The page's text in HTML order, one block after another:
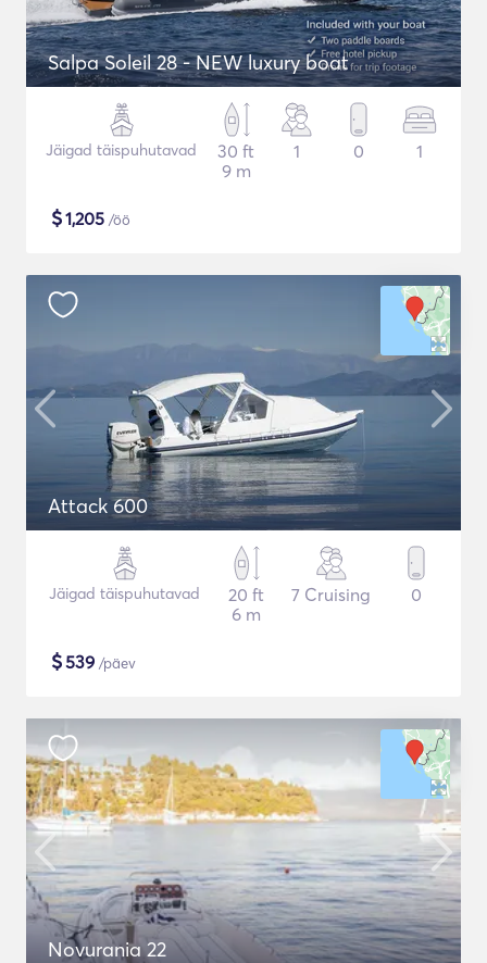
Salpa Soleil 28 - NEW luxury boat
Jäigad täispuhutavad
30 ft
9 m
1 0 1
$1,205 /öö
Attack 600
Jäigad täispuhutavad
20 ft
6 m
7 Cruising 0
$539 /päev
Novurania 22